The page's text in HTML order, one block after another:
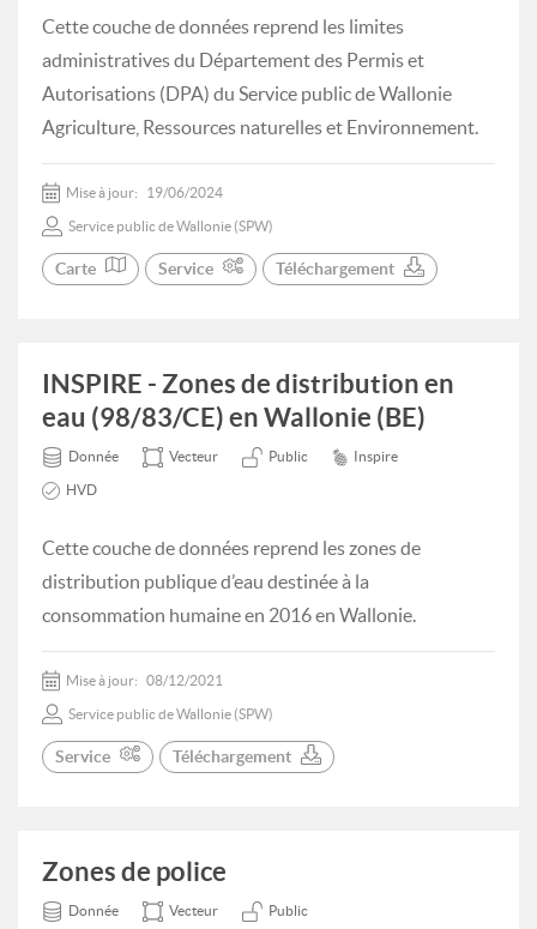
Cette couche de données reprend les limites
administratives du Département des Permis et
Autorisations (DPA) du Service public de Wallonie
Agriculture, Ressources naturelles et Environnement.
Mise à jour: 19/06/2024
Service public de Wallonie (SPW)
Carte Service Téléchargement
INSPIRE - Zones de distribution en
eau (98/83/CE) en Wallonie (BE)
Donnée Vecteur Public Inspire
HVD
Cette couche de données reprend les zones de
distribution publique d’eau destinée à la
consommation humaine en 2016 en Wallonie.
Mise à jour: 08/12/2021
Service public de Wallonie (SPW)
Service Téléchargement
Zones de police
Donnée Vecteur Public